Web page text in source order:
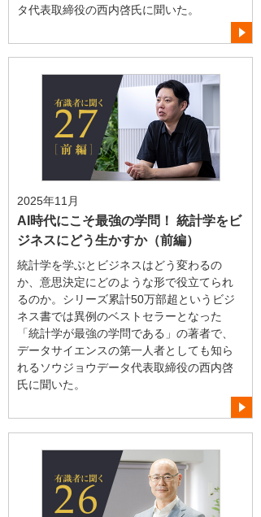
タ代表取締役の西内啓氏に聞いた。
2025年11月
AI時代にこそ最強の学問！ 統計学をビ
ジネスにどう生かすか（前編）
統計学を学ぶとビジネスはどう変わるの
か、意思決定にどのような形で役立てられ
るのか。シリーズ累計50万部超というビジ
ネス書では異例のベストセラーとなった
「統計学が最強の学問である」の著者で、
データサイエンスの第一人者としても知ら
れるソウジョウデータ代表取締役の西内啓
氏に聞いた。